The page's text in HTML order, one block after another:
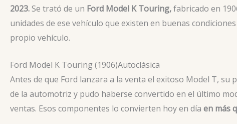
2023.Se trató de un Ford Model K Touring,fabricado en
unidades de ese vehículo que existen en buenas
propio vehículo.
Ford Model K Touring (1906)Autoclásica
Antes de que Ford lanzara a la venta el exitoso Model T,
de la automotriz y pudo haberse convertido en el último
ventas. Esos componentes lo convierten hoy en día en más